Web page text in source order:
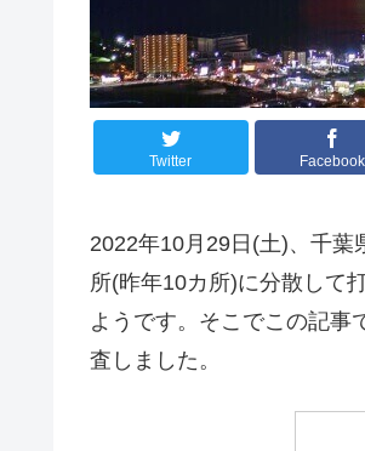
Twitter Facebook
2022年10月29日(土)、千葉
所(昨年10カ所)に分散して
ようです。そこでこの記事
査しました。